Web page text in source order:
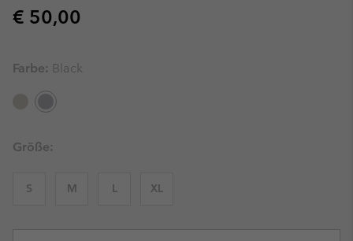
Regular price:
€ 50,00
Farbe: Black
Größe:
S M L XL